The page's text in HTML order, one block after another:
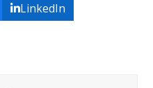
LinkedIn